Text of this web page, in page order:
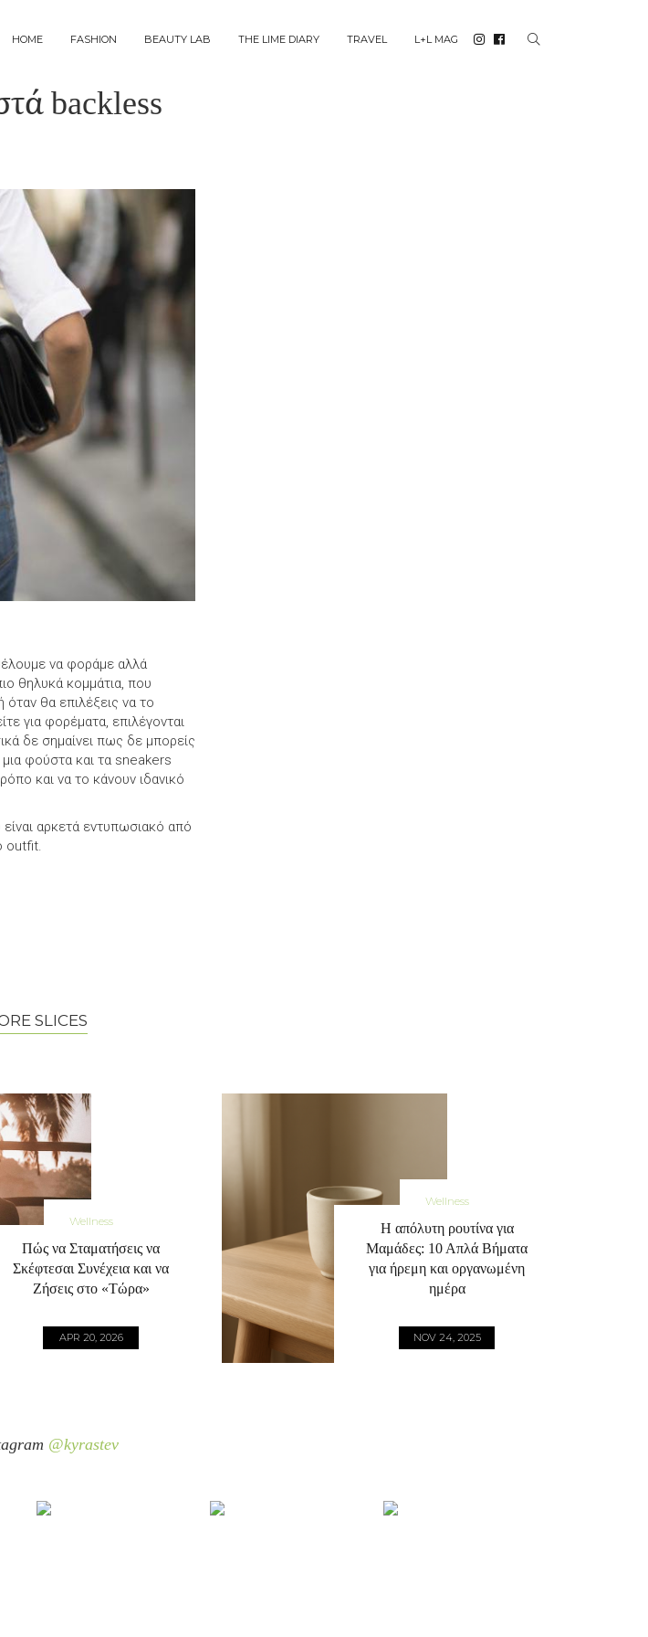
MAIN
HOME FASHION BEAUTY LAB THE LIME DIARY TRAVEL L+L MAG
backless
να φοράμε αλλά
θηλυκά κομμάτια, που
όταν θα επιλέξεις να το
για φορέματα, επιλέγονται
δε σημαίνει πως δε μπορείς
φούστα και τα sneakers
και να το κάνουν ιδανικό
αρκετά εντυπωσιακό από
outfit.
SLICES
Wellness
Πώς να Σταματήσεις να
Σκέφτεσαι Συνέχεια και να
Ζήσεις στο «Τώρα»
APR 20, 2026
Wellness
Η απόλυτη ρουτίνα για
Μαμάδες: 10 Απλά Βήματα
για ήρεμη και οργανωμένη
ημέρα
NOV 24, 2025
@kyrastev